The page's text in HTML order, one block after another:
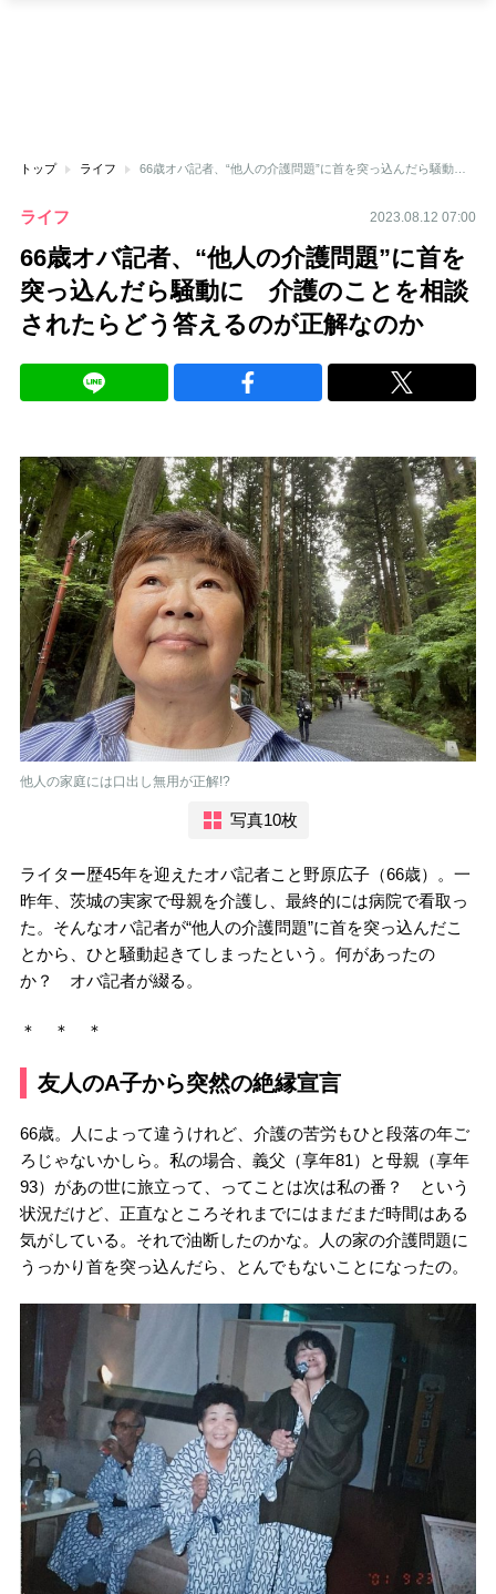
トップ ライフ 66歳オバ記者、“他人の介護問題”に首を突っ込んだら騒動に 介護のことを相談されたらどう答えるのが正解なのか
ライフ 2023.08.12 07:00
66歳オバ記者、“他人の介護問題”に首を
突っ込んだら騒動に 介護のことを相談
されたらどう答えるのが正解なのか
他人の家庭には口出し無用が正解!?
写真10枚
ライター歴45年を迎えたオバ記者こと野原広子（66歳）。一
昨年、茨城の実家で母親を介護し、最終的には病院で看取っ
た。そんなオバ記者が“他人の介護問題”に首を突っ込んだこ
とから、ひと騒動起きてしまったという。何があったの
か？ オバ記者が綴る。
＊ ＊ ＊
友人のA子から突然の絶縁宣言
66歳。人によって違うけれど、介護の苦労もひと段落の年ご
ろじゃないかしら。私の場合、義父（享年81）と母親（享年
93）があの世に旅立って、ってことは次は私の番？ という
状況だけど、正直なところそれまでにはまだまだ時間はある
気がしている。それで油断したのかな。人の家の介護問題に
うっかり首を突っ込んだら、とんでもないことになったの。